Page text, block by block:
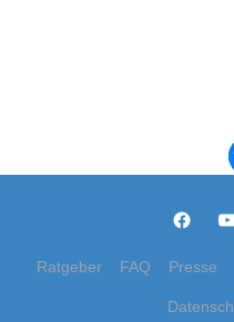
Ratgeber FAQ Presse